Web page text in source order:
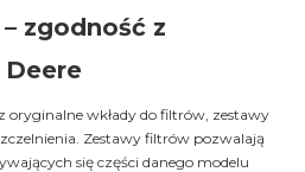
zgodność z
oryginalne wkłady do filtrów, zestawy
Zestawy filtrów pozwalają
się części danego modelu